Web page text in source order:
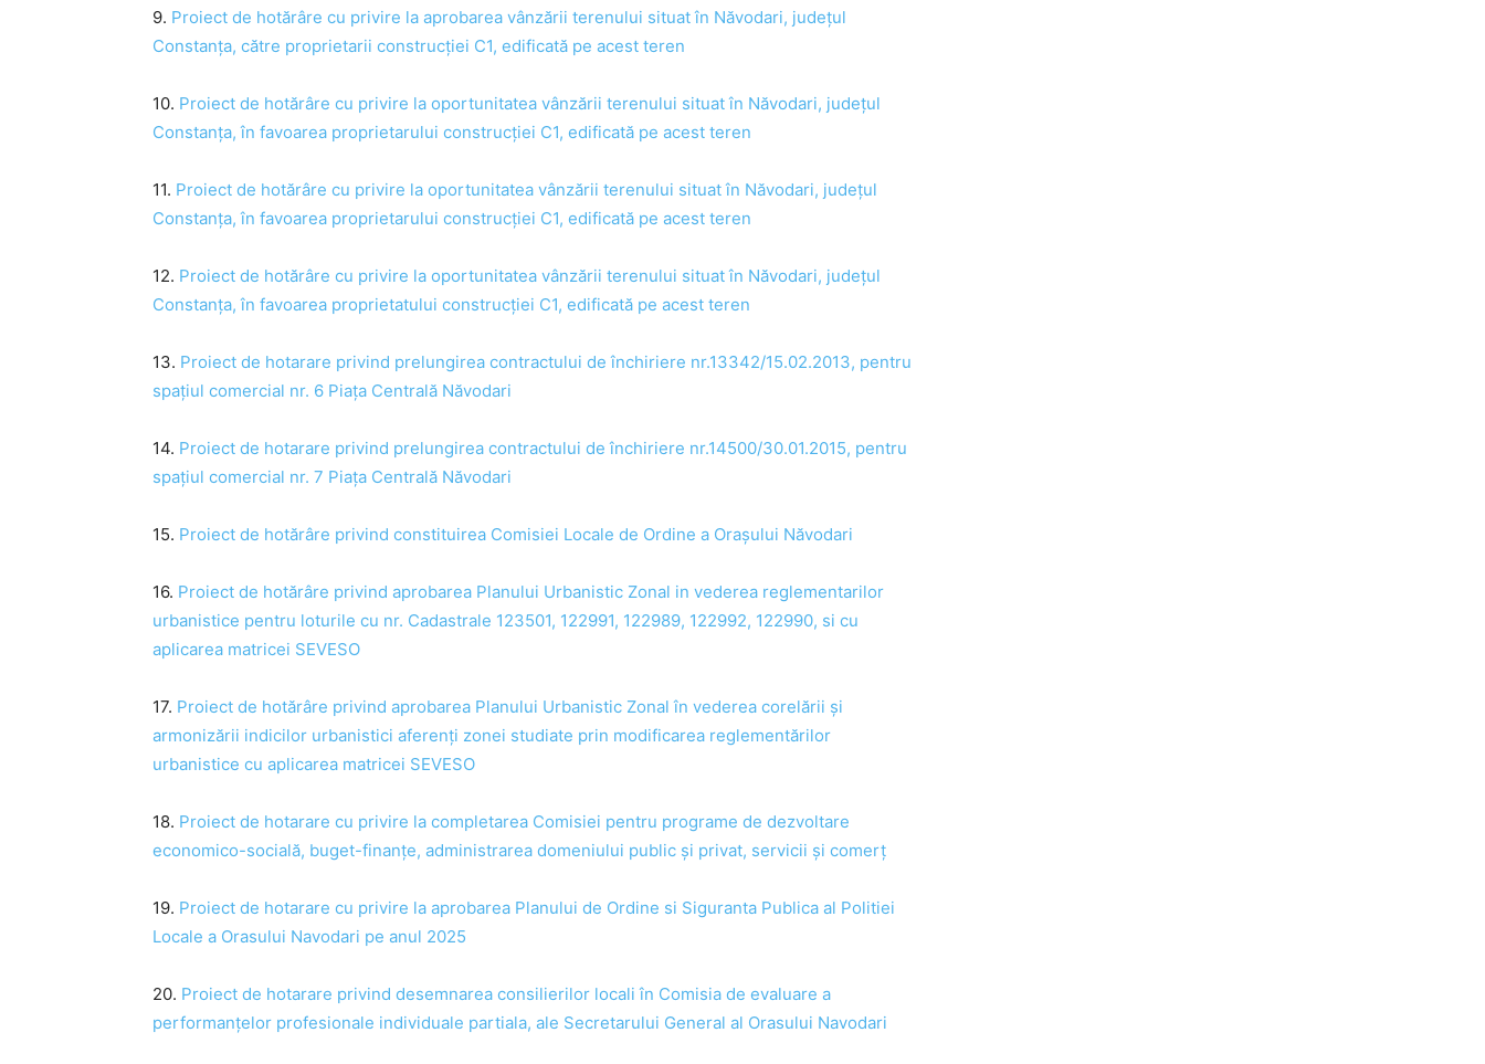
9. Proiect de hotărâre cu privire la aprobarea vânzării terenului situat în Năvodari, județul
Constanța, către proprietarii construcției C1, edificată pe acest teren
10. Proiect de hotărâre cu privire la oportunitatea vânzării terenului situat în Năvodari, județul
Constanța, în favoarea proprietarului construcției C1, edificată pe acest teren
11. Proiect de hotărâre cu privire la oportunitatea vânzării terenului situat în Năvodari, județul
Constanța, în favoarea proprietarului construcției C1, edificată pe acest teren
12. Proiect de hotărâre cu privire la oportunitatea vânzării terenului situat în Năvodari, județul
Constanța, în favoarea proprietatului construcției C1, edificată pe acest teren
13. Proiect de hotarare privind prelungirea contractului de închiriere nr.13342/15.02.2013, pentru
spațiul comercial nr. 6 Piața Centrală Năvodari
14. Proiect de hotarare privind prelungirea contractului de închiriere nr.14500/30.01.2015, pentru
spațiul comercial nr. 7 Piața Centrală Năvodari
15. Proiect de hotărâre privind constituirea Comisiei Locale de Ordine a Orașului Năvodari
16. Proiect de hotărâre privind aprobarea Planului Urbanistic Zonal in vederea reglementarilor
urbanistice pentru loturile cu nr. Cadastrale 123501, 122991, 122989, 122992, 122990, si cu
aplicarea matricei SEVESO
17. Proiect de hotărâre privind aprobarea Planului Urbanistic Zonal în vederea corelării și
armonizării indicilor urbanistici aferenți zonei studiate prin modificarea reglementărilor
urbanistice cu aplicarea matricei SEVESO
18. Proiect de hotarare cu privire la completarea Comisiei pentru programe de dezvoltare
economico-socială, buget-finanţe, administrarea domeniului public și privat, servicii și comerț
19. Proiect de hotarare cu privire la aprobarea Planului de Ordine si Siguranta Publica al Politiei
Locale a Orasului Navodari pe anul 2025
20. Proiect de hotarare privind desemnarea consilierilor locali în Comisia de evaluare a
performanțelor profesionale individuale partiala, ale Secretarului General al Orasului Navodari